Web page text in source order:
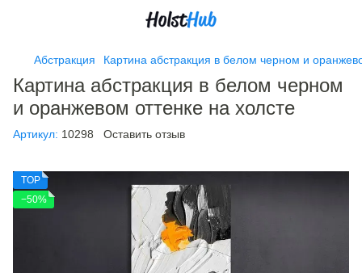
Абстракция Картина абстракция в белом черном и
Картина абстракция в белом черном
и оранжевом оттенке на холсте
Артикул: 10298 Оставить отзыв
TOP
−50%